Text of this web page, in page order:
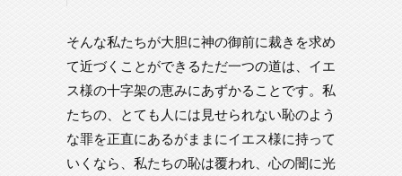
そんな私たちが大胆に神の御前に裁きを求め
て近づくことができるただ一つの道は、イエ
ス様の十字架の恵みにあずかることです。私
たちの、とても人には見せられない恥のよう
な罪を正直にあるがままにイエス様に持って
いくなら、私たちの恥は覆われ、心の闇に光